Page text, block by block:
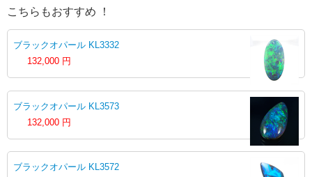
こちらもおすすめ ！
ブラックオパール KL3332
132,000 円
ブラックオパール KL3573
132,000 円
ブラックオパール KL3572